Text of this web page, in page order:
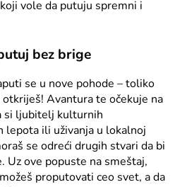
vole da putuju spremni i
bez brige
se u nove pohode – toliko
otkriješ! Avantura te očekuje na
si ljubitelj kulturnih
lepota ili uživanja u lokalnoj
se odreći drugih stvari da bi
Uz ove popuste na smeštaj,
proputovati ceo svet, a da